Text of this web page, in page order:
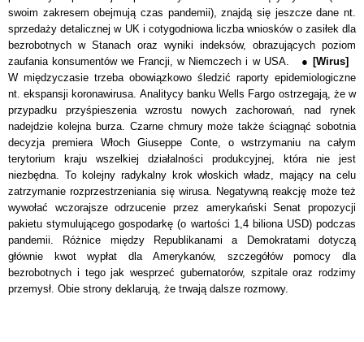
swoim zakresem obejmują czas pandemii), znajdą się jeszcze dane nt.
sprzedaży detalicznej w UK i cotygodniowa liczba wniosków o zasiłek dla
bezrobotnych w Stanach oraz wyniki indeksów, obrazujących poziom
zaufania konsumentów we Francji, w Niemczech i w USA. ● [Wirus]
W międzyczasie trzeba obowiązkowo śledzić raporty epidemiologiczne
nt. ekspansji koronawirusa. Analitycy banku Wells Fargo ostrzegają, że w
przypadku przyśpieszenia wzrostu nowych zachorowań, nad rynek
nadejdzie kolejna burza. Czarne chmury może także ściągnąć sobotnia
decyzja premiera Włoch Giuseppe Conte, o wstrzymaniu na całym
terytorium kraju wszelkiej działalności produkcyjnej, która nie jest
niezbędna. To kolejny radykalny krok włoskich władz, mający na celu
zatrzymanie rozprzestrzeniania się wirusa. Negatywną reakcję może też
wywołać wczorajsze odrzucenie przez amerykański Senat propozycji
pakietu stymulującego gospodarkę (o wartości 1,4 biliona USD) podczas
pandemii. Różnice między Republikanami a Demokratami dotyczą
głównie kwot wypłat dla Amerykanów, szczegółów pomocy dla
bezrobotnych i tego jak wesprzeć gubernatorów, szpitale oraz rodzimy
przemysł. Obie strony deklarują, że trwają dalsze rozmowy.